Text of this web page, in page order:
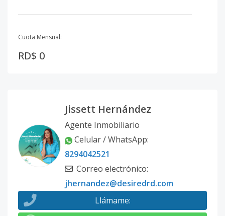
Cuota Mensual:
RD$ 0
Jissett Hernández
Agente Inmobiliario
Celular / WhatsApp:
8294042521
Correo electrónico:
jhernandez@desiredrd.com
Llámame: